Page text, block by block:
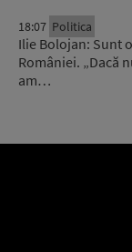
18:07 Politica
Ilie Bolojan: Sunt
României. „Dacă
am…